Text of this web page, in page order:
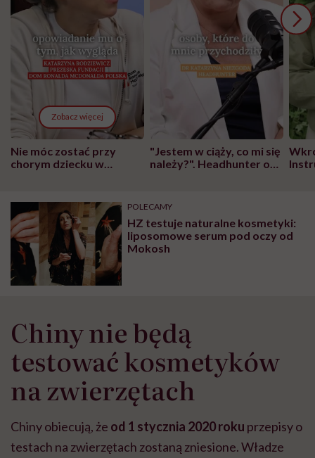
Zobacz więcej
Nie móc zostać przy
chorym dziecku w
może chyba tylko
głupota i brak
wyobraźni"
"Jestem w ciąży, co mi się
należy?". Headhunter o
pracy
POLECAMY
HZ testuje naturalne kosmetyki:
liposomowe serum pod oczy od
Mokosh
Chiny nie będą
testować kosmetyków
na zwierzętach
Chiny obiecują, że od 1 stycznia 2020 roku przepisy o
testach na zwierzętach zostaną zniesione. Władze